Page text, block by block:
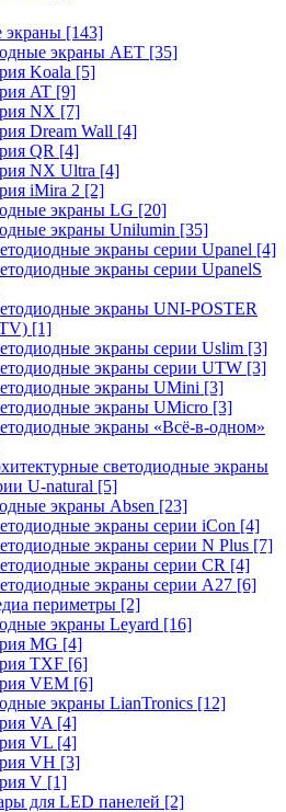
экраны [143]
экраны AET [35]
Koala [5]
AT [9]
NX [7]
Dream Wall [4]
QR [4]
NX Ultra [4]
iMira 2 [2]
экраны LG [20]
экраны Unilumin [35]
экраны серии Upanel [4]
экраны серии UpanelS
экраны UNI-POSTER
[1]
экраны серии Uslim [3]
экраны серии UTW [3]
экраны UMini [3]
экраны UMicro [3]
экраны «Всё-в-одном»
светодиодные экраны
U-natural [5]
экраны Absen [23]
экраны серии iCon [4]
экраны серии N Plus [7]
экраны серии CR [4]
экраны серии А27 [6]
периметры [2]
экраны Leyard [16]
MG [4]
TXF [6]
VEM [6]
экраны LianTronics [12]
VA [4]
VL [4]
VH [3]
V [1]
для LED панелей [2]